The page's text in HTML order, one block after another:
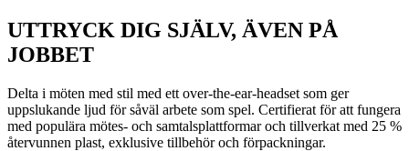
UTTRYCK DIG SJÄLV, ÄVEN PÅ
JOBBET
Delta i möten med stil med ett over-the-ear-headset som ger
uppslukande ljud för såväl arbete som spel. Certifierat för att fungera
med populära mötes- och samtalsplattformar och tillverkat med 25 %
återvunnen plast, exklusive tillbehör och förpackningar.